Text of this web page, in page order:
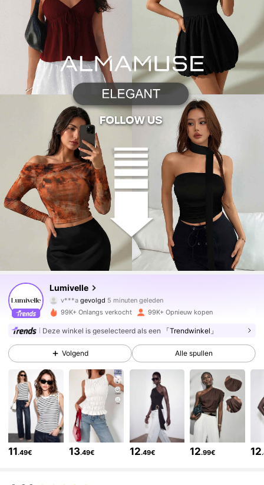
Lumivelle
4.77 213K Volgers
v***agevolgd
l***ois aan het browsen
4.77
213K Volgers
4.77 213K Volgers
4.77 213K Volgers
4.77 213K Volgers
99K+ Onlangs verkocht 99K+ Opnieuw kopen
Deze winkel is geselecteerd als een 「Trendwinkel」
Volgend Alle spullen
11.49€ 13.49€ 12.49€ 12.99€ 12